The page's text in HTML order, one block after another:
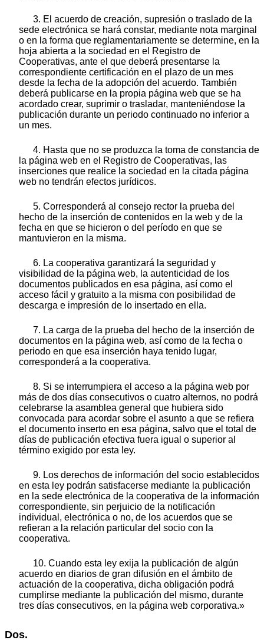
3. El acuerdo de creación, supresión o traslado de la
sede electrónica se hará constar, mediante nota marginal
o en la forma que reglamentariamente se determine, en la
hoja abierta a la sociedad en el Registro de
Cooperativas, ante el que deberá presentarse la
correspondiente certificación en el plazo de un mes
desde la fecha de la adopción del acuerdo. También
deberá publicarse en la propia página web que se ha
acordado crear, suprimir o trasladar, manteniéndose la
publicación durante un periodo continuado no inferior a
un mes.
4. Hasta que no se produzca la toma de constancia de
la página web en el Registro de Cooperativas, las
inserciones que realice la sociedad en la citada página
web no tendrán efectos jurídicos.
5. Corresponderá al consejo rector la prueba del
hecho de la inserción de contenidos en la web y de la
fecha en que se hicieron o del período en que se
mantuvieron en la misma.
6. La cooperativa garantizará la seguridad y
visibilidad de la página web, la autenticidad de los
documentos publicados en esa página, así como el
acceso fácil y gratuito a la misma con posibilidad de
descarga e impresión de lo insertado en ella.
7. La carga de la prueba del hecho de la inserción de
documentos en la página web, así como de la fecha o
periodo en que esa inserción haya tenido lugar,
corresponderá a la cooperativa.
8. Si se interrumpiera el acceso a la página web por
más de dos días consecutivos o cuatro alternos, no podrá
celebrarse la asamblea general que hubiera sido
convocada para acordar sobre el asunto a que se refiera
el documento inserto en esa página, salvo que el total de
días de publicación efectiva fuera igual o superior al
término exigido por esta ley.
9. Los derechos de información del socio establecidos
en esta ley podrán satisfacerse mediante la publicación
en la sede electrónica de la cooperativa de la información
correspondiente, sin perjuicio de la notificación
individual, electrónica o no, de los acuerdos que se
refieran a la relación particular del socio con la
cooperativa.
10. Cuando esta ley exija la publicación de algún
acuerdo en diarios de gran difusión en el ámbito de
actuación de la cooperativa, dicha obligación podrá
cumplirse mediante la publicación del mismo, durante
tres días consecutivos, en la página web corporativa.»
Dos.